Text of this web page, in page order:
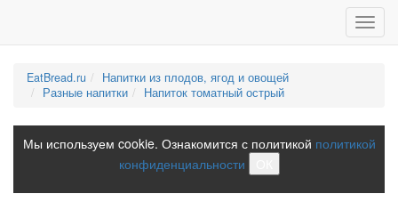
EatBread.ru
Напитки из плодов, ягод и овощей
Разные напитки
Напиток томатный острый
Мы используем cookie. Ознакомится с политикой политикой
конфиденциальности